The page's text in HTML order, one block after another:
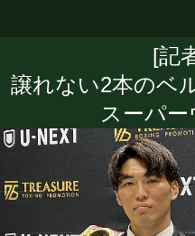
[記
譲れない2本のベ
スーパ